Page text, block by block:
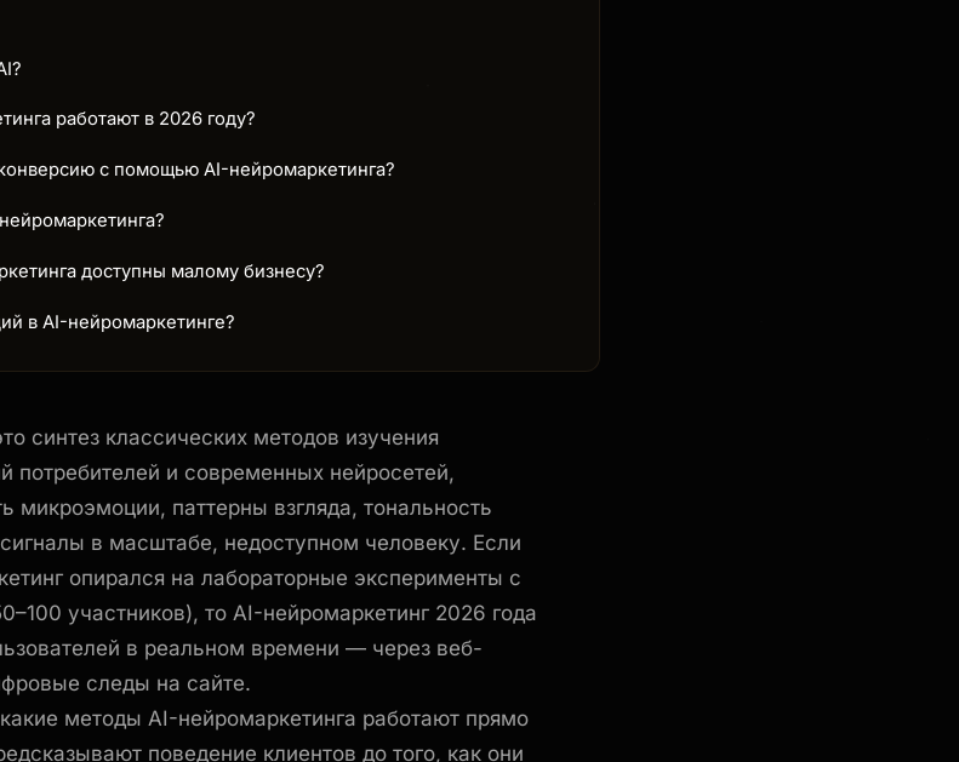
работают в 2026 году?
с помощью AI-нейромаркетинга?
доступны малому бизнесу?
в AI-нейромаркетинге?
синтез классических методов изучения
потребителей и современных нейросетей,
микроэмоции, паттерны взгляда, тональность
в масштабе, недоступном человеку. Если
опирался на лабораторные эксперименты с
участников), то AI-нейромаркетинг 2026 года
в реальном времени — через веб-
следы на сайте.
методы AI-нейромаркетинга работают прямо
поведение клиентов до того, как они